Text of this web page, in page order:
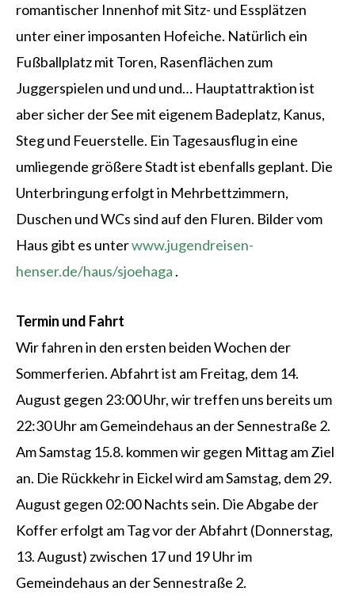
romantischer Innenhof mit Sitz- und Essplätzen
unter einer imposanten Hofeiche. Natürlich ein
Fußballplatz mit Toren, Rasenflächen zum
Juggerspielen und und und… Hauptattraktion ist
aber sicher der See mit eigenem Badeplatz, Kanus,
Steg und Feuerstelle. Ein Tagesausflug in eine
umliegende größere Stadt ist ebenfalls geplant. Die
Unterbringung erfolgt in Mehrbettzimmern,
Duschen und WCs sind auf den Fluren. Bilder vom
Haus gibt es unterwww.jugendreisen-
henser.de/haus/sjoehaga .
Termin und Fahrt
Wir fahren in den ersten beiden Wochen der
Sommerferien. Abfahrt ist am Freitag, dem 14.
August gegen 23:00 Uhr, wir treffen uns bereits um
22:30 Uhr am Gemeindehaus an der Sennestraße 2.
Am Samstag 15.8. kommen wir gegen Mittag am Ziel
an. Die Rückkehr in Eickel wird am Samstag, dem 29.
August gegen 02:00 Nachts sein. Die Abgabe der
Koffer erfolgt am Tag vor der Abfahrt (Donnerstag,
13. August) zwischen 17 und 19 Uhr im
Gemeindehaus an der Sennestraße 2.